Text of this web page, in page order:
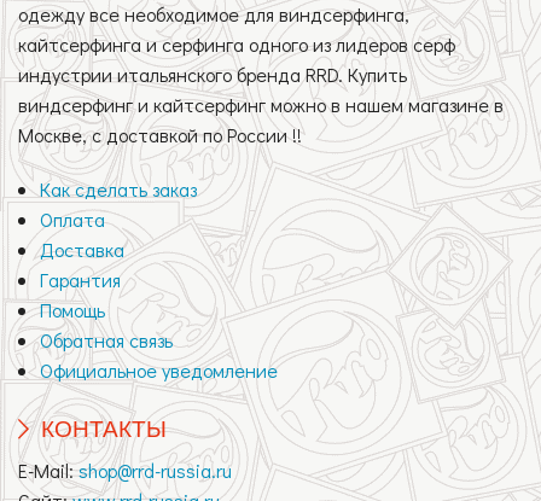
одежду все необходимое для виндсерфинга,
кайтсерфинга и серфинга одного из лидеров серф
индустрии итальянского бренда RRD. Купить
виндсерфинг и кайтсерфинг можно в нашем магазине в
Москве, с доставкой по России !!
Как сделать заказ
Оплата
Доставка
Гарантия
Помощь
Обратная связь
Официальное уведомление
КОНТАКТЫ
E-Mail:shop@rrd-russia.ru